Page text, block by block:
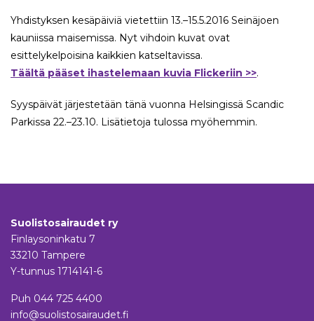
Yhdistyksen kesäpäiviä vietettiin 13.–15.5.2016 Seinäjoen
kauniissa maisemissa. Nyt vihdoin kuvat ovat
esittelykelpoisina kaikkien katseltavissa.
Täältä pääset ihastelemaan kuvia Flickeriin >>.
Syyspäivät järjestetään tänä vuonna Helsingissä Scandic
Parkissa 22.–23.10. Lisätietoja tulossa myöhemmin.
Suolistosairaudet ry
Finlaysoninkatu 7
33210 Tampere
Y-tunnus 1714141-6
Puh 044 725 4400
info@suolistosairaudet.fi